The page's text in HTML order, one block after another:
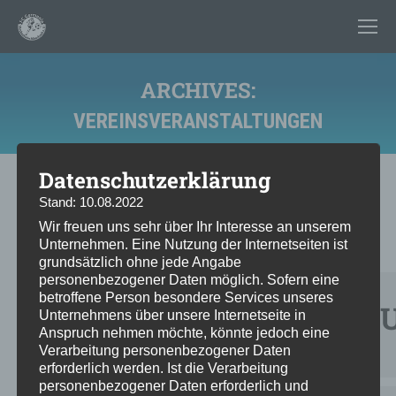
ARCHIVES:
VEREINSVERANSTALTUNGEN
Sie befinden sich hier:
Events by Event Type
Datenschutzerklärung
Stand: 10.08.2022
Wir freuen uns sehr über Ihr Interesse an unserem
Unternehmen. Eine Nutzung der Internetseiten ist
grundsätzlich ohne jede Angabe
personenbezogener Daten möglich. Sofern eine
betroffene Person besondere Services unseres
Unternehmens über unsere Internetseite in
Anspruch nehmen möchte, könnte jedoch eine
Verarbeitung personenbezogener Daten
erforderlich werden. Ist die Verarbeitung
personenbezogener Daten erforderlich und